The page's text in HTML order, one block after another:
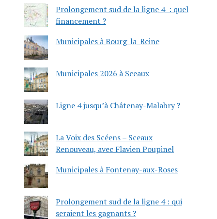
Prolongement sud de la ligne 4 : quel
financement ?
Municipales à Bourg-la-Reine
Municipales 2026 à Sceaux
Ligne 4 jusqu’à Châtenay-Malabry ?
La Voix des Scéens – Sceaux
Renouveau, avec Flavien Poupinel
Municipales à Fontenay-aux-Roses
Prolongement sud de la ligne 4 : qui
seraient les gagnants ?